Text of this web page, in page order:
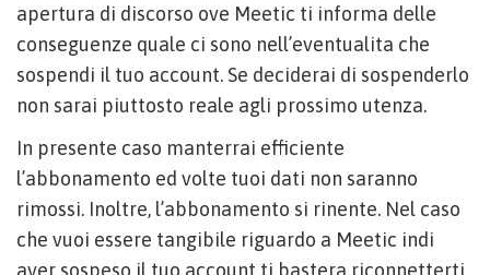
apertura di discorso ove Meetic ti informa delle
conseguenze quale ci sono nell’eventualita che
sospendi il tuo account. Se deciderai di sospenderlo
non sarai piuttosto reale agli prossimo utenza.
In presente caso manterrai efficiente
l’abbonamento ed volte tuoi dati non saranno
rimossi. Inoltre, l’abbonamento si rinente. Nel caso
che vuoi essere tangibile riguardo a Meetic indi
aver sospeso il tuo account ti bastera riconnetterti